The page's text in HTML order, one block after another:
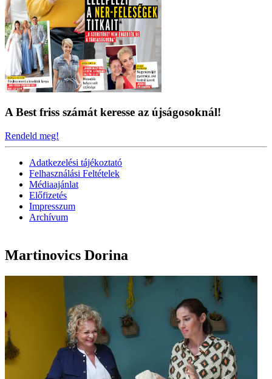
A Best friss számát keresse az újságosoknál!
Rendeld meg!
Adatkezelési tájékoztató
Felhasználási Feltételek
Médiaajánlat
Előfizetés
Impresszum
Archívum
Martinovics Dorina